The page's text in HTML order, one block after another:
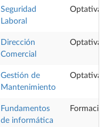
Seguridad
Laboral
Optativa
Dirección
Comercial
Optativa
Gestión de
Mantenimiento
Optativa
Fundamentos
de informática